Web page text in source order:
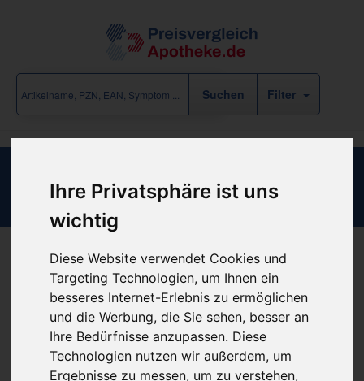
Ihre Privatsphäre ist uns
wichtig
Diese Website verwendet Cookies und
Targeting Technologien, um Ihnen ein
besseres Internet-Erlebnis zu ermöglichen
und die Werbung, die Sie sehen, besser an
Ihre Bedürfnisse anzupassen. Diese
Technologien nutzen wir außerdem, um
Ergebnisse zu messen, um zu verstehen,
Filter
Bard Button 24 F 4.4 cm
Produkt empfehlen
Kein Preis bekannt
Das gewünschte Produkt ist derzeit bei keinem unserer Partner